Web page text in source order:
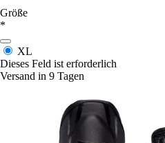
Größe
*
XL
Dieses Feld ist erforderlich
Versand in 9 Tagen